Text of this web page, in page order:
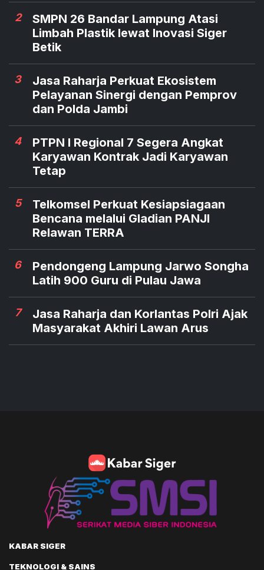
2
SMPN 26 Bandar Lampung Atasi
Limbah Plastik lewat Inovasi Siger
Betik
3
Jasa Raharja Perkuat Ekosistem
Pelayanan Sinergi dengan Pemprov
dan Polda Jambi
4
PTPN I Regional 7 Segera Angkat
Karyawan Kontrak Jadi Karyawan
Tetap
5
Telkomsel Perkuat Kesiapsiagaan
Bencana melalui Gladian PANJI
Relawan TERRA
6
Pendongeng Lampung Jarwo Songha
Latih 900 Guru di Pulau Jawa
7
Jasa Raharja dan Korlantas Polri Ajak
Masyarakat Akhiri Lawan Arus
KABAR SIGER
TEKNOLOGI & SAINS